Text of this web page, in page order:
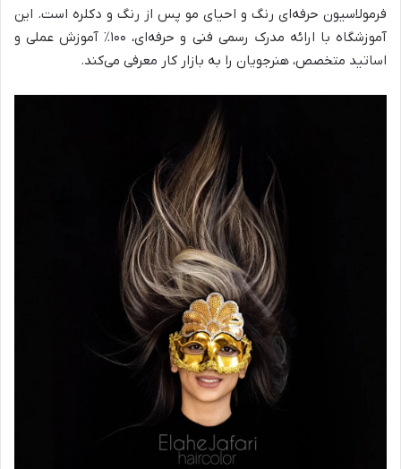
فرمولاسیون حرفه‌ای رنگ و احیای مو پس از رنگ و دکلره است. این
آموزشگاه با ارائه مدرک رسمی فنی و حرفه‌ای، ۱۰۰٪ آموزش عملی و
اساتید متخصص، هنرجویان را به بازار کار معرفی می‌کند.